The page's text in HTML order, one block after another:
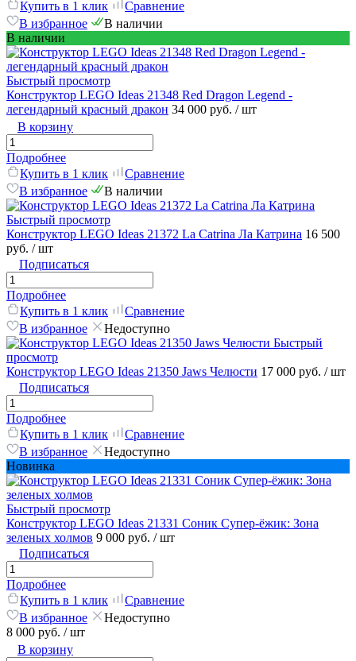
Купить в 1 клик
Сравнение
В избранное
В наличии
В наличии
Быстрый просмотр
Конструктор LEGO Ideas 21348 Red Dragon Legend -
легендарный красный дракон 34 000 руб. / шт
В корзину
Подробнее
Купить в 1 клик
Сравнение
В избранное
В наличии
Быстрый просмотр
Конструктор LEGO Ideas 21372 La Catrina Ла Катрина 16 500
руб. / шт
Подписаться
Подробнее
Купить в 1 клик
Сравнение
В избранное
Недоступно
Быстрый
просмотр
Конструктор LEGO Ideas 21350 Jaws Челюсти 17 000 руб. / шт
Подписаться
Подробнее
Купить в 1 клик
Сравнение
В избранное
Недоступно
Новинка
Быстрый просмотр
Конструктор LEGO Ideas 21331 Соник Супер-ёжик: Зона
зеленых холмов 9 000 руб. / шт
Подписаться
Подробнее
Купить в 1 клик
Сравнение
В избранное
Недоступно
8 000 руб. / шт
В корзину